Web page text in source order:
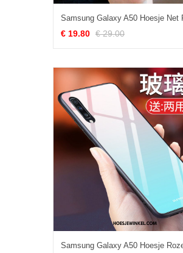
€ 19.80 € 29.00